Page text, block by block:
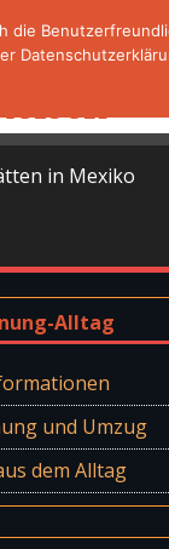
in Mexiko
Alltag
und Umzug
dem Alltag
die